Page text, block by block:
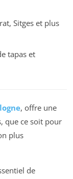
Sitges et plus
tapas et
, offre une
que ce soit pour
plus
de